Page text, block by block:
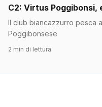
C2: Virtus
Il club biancazzurro pesca
Poggibonsese
2 min di lettura